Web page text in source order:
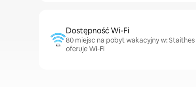
Dostępność Wi-Fi
80 miejsc na pobyt wakacyjny w: Staithes
oferuje Wi-Fi